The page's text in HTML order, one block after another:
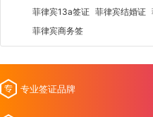
菲律宾13a签证 菲律宾结婚证
菲律宾商务签
专业签证品牌